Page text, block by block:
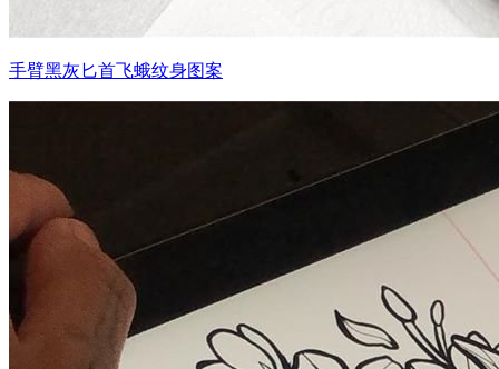
手臂黑灰匕首飞蛾纹身图案